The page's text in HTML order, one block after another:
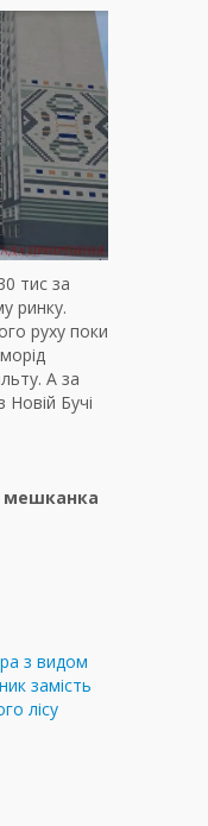
тис за
ринку.
руху поки
А за
Новій Бучі
мешканка
з видом
замість
лісу